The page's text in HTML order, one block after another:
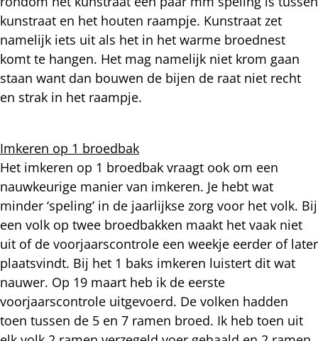
kunstraat en het houten raampje. Kunstraat zet
namelijk iets uit als het in het warme broednest
komt te hangen. Het mag namelijk niet krom gaan
staan want dan bouwen de bijen de raat niet recht
en strak in het raampje.
Imkeren op 1 broedbak
Het imkeren op 1 broedbak vraagt ook om een
nauwkeurige manier van imkeren. Je hebt wat
minder ‘speling’ in de jaarlijkse zorg voor het volk. Bij
een volk op twee broedbakken maakt het vaak niet
uit of de voorjaarscontrole een weekje eerder of later
plaatsvindt. Bij het 1 baks imkeren luistert dit wat
nauwer. Op 19 maart heb ik de eerste
voorjaarscontrole uitgevoerd. De volken hadden
toen tussen de 5 en 7 ramen broed. Ik heb toen uit